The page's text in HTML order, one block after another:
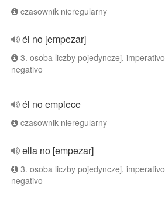
czasownik nieregularny
él no [empezar]
3. osoba liczby pojedynczej, imperativo
negativo
él no empiece
czasownik nieregularny
ella no [empezar]
3. osoba liczby pojedynczej, imperativo
negativo